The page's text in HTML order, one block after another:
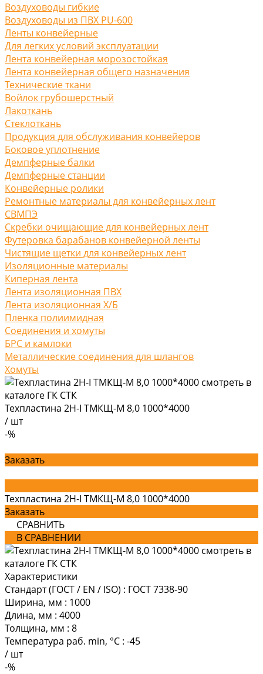
Воздуховоды гибкие
Воздуховоды из ПВХ PU-600
Ленты конвейерные
Для легких условий эксплуатации
Лента конвейерная морозостойкая
Лента конвейерная общего назначения
Технические ткани
Войлок грубошерстный
Лакоткань
Стеклоткань
Продукция для обслуживания конвейеров
Боковое уплотнение
Демпферные балки
Демпферные станции
Конвейерные ролики
Ремонтные материалы для конвейерных лент
СВМПЭ
Скребки очищающие для конвейерных лент
Футеровка барабанов конвейерной ленты
Чистящие щетки для конвейерных лент
Изоляционные материалы
Киперная лента
Лента изоляционная ПВХ
Лента изоляционная Х/Б
Пленка полиимидная
Соединения и хомуты
БРС и камлоки
Металлические соединения для шлангов
Хомуты
Техпластина 2Н-I ТМКЩ-М 8,0 1000*4000
/ шт
-%
Заказать
Техпластина 2Н-I ТМКЩ-М 8,0 1000*4000
Заказать
СРАВНИТЬ
В СРАВНЕНИИ
Характеристики
Стандарт (ГОСТ / EN / ISO) : ГОСТ 7338-90
Ширина, мм : 1000
Длина, мм : 4000
Толщина, мм : 8
Температура раб. min, °C : -45
/ шт
-%